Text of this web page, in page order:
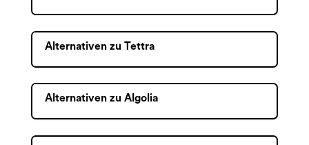
Alternativen zu Tettra
Alternativen zu Algolia